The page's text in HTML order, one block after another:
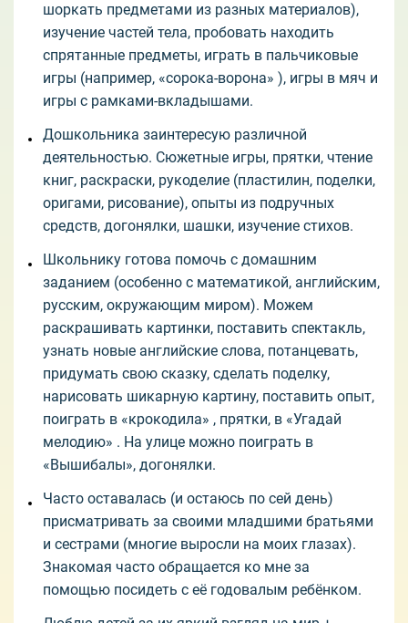
шоркать предметами из разных материалов),
изучение частей тела, пробовать находить
спрятанные предметы, играть в пальчиковые
игры (например, «сорока-ворона» ), игры в мяч и
игры с рамками-вкладышами.
Дошкольника заинтересую различной
деятельностью. Сюжетные игры, прятки, чтение
книг, раскраски, рукоделие (пластилин, поделки,
оригами, рисование), опыты из подручных
средств, догонялки, шашки, изучение стихов.
Школьнику готова помочь с домашним
заданием (особенно с математикой, английским,
русским, окружающим миром). Можем
раскрашивать картинки, поставить спектакль,
узнать новые английские слова, потанцевать,
придумать свою сказку, сделать поделку,
нарисовать шикарную картину, поставить опыт,
поиграть в «крокодила» , прятки, в «Угадай
мелодию» . На улице можно поиграть в
«Вышибалы», догонялки.
Часто оставалась (и остаюсь по сей день)
присматривать за своими младшими братьями
и сестрами (многие выросли на моих глазах).
Знакомая часто обращается ко мне за
помощью посидеть с её годовалым ребёнком.